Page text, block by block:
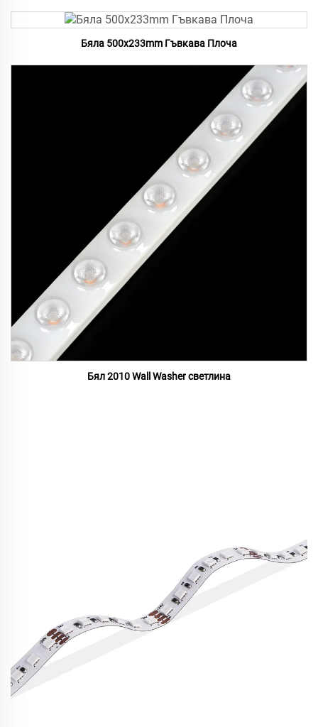
Бяла 500x233mm Гъвкава Плоча
Бял 2010 Wall Washer светлина